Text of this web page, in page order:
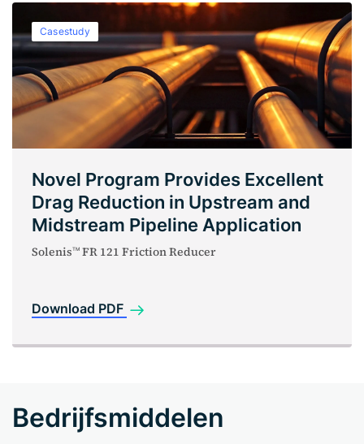
Casestudy
Novel Program Provides Excellent
Drag Reduction in Upstream and
Midstream Pipeline Application
SolenisTM FR 121 Friction Reducer
Download PDF
Bedrijfsmiddelen